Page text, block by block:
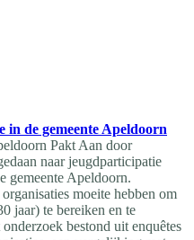
de gemeente Apeldoorn
Pakt Aan door
naar jeugdparticipatie
gemeente Apeldoorn.
moeite hebben om
jaar) te bereiken en te
bestond uit enquêtes